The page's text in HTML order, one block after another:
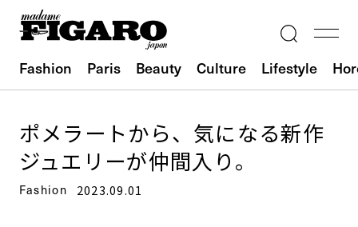
Fashion Paris Beauty Culture Lifestyle
ポメラートから、気になる新作
ジュエリーが仲間入り。
Fashion 2023.09.01